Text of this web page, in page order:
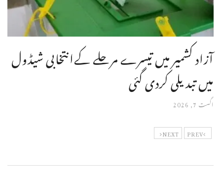
آزاد کشمیر میں تیسرے مرحلے کےانتخابی شیڈول
میں تبدیلی کردی گئی
اگست 7, 2026
PREV
NEXT